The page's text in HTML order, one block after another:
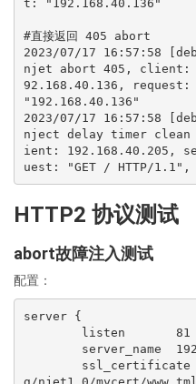
t: "192.168.40.136"
#直接返回 405 abort
2023/07/17 16:57:58
njet abort 405, client:
92.168.40.136,
"192.168.40.136"
2023/07/17 16:57:58
nject delay timer
ient: 192.168.40.205,
HTTP2 协议测试
abort故障注入测试
配置：
server {